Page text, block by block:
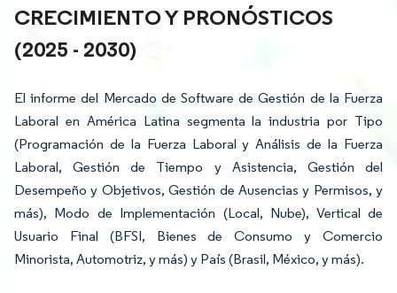
CRECIMIENTO Y PRONÓSTICOS
(2025 - 2030)
El informe del Mercado de Software de Gestión de la Fuerza
Laboral en América Latina segmenta la industria por Tipo
(Programación de la Fuerza Laboral y Análisis de la Fuerza
Laboral, Gestión de Tiempo y Asistencia, Gestión del
Desempeño y Objetivos, Gestión de Ausencias y Permisos, y
más), Modo de Implementación (Local, Nube), Vertical de
Usuario Final (BFSI, Bienes de Consumo y Comercio
Minorista, Automotriz, y más) y País (Brasil, México, y más).